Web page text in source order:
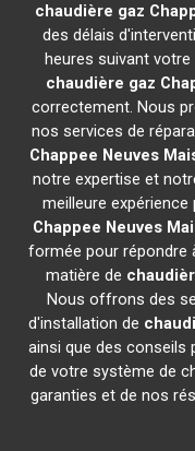
chaudière gaz
des délais
heures suivant
chaudière gaz
correctement. Nous
nos services de
Chappee Neuves
notre expertise et
meilleure
Chappee Neuves
formée pour répondre
matière de
Nous offrons des
d'installation de
ainsi que des conseils
de votre système de
garanties et de nos